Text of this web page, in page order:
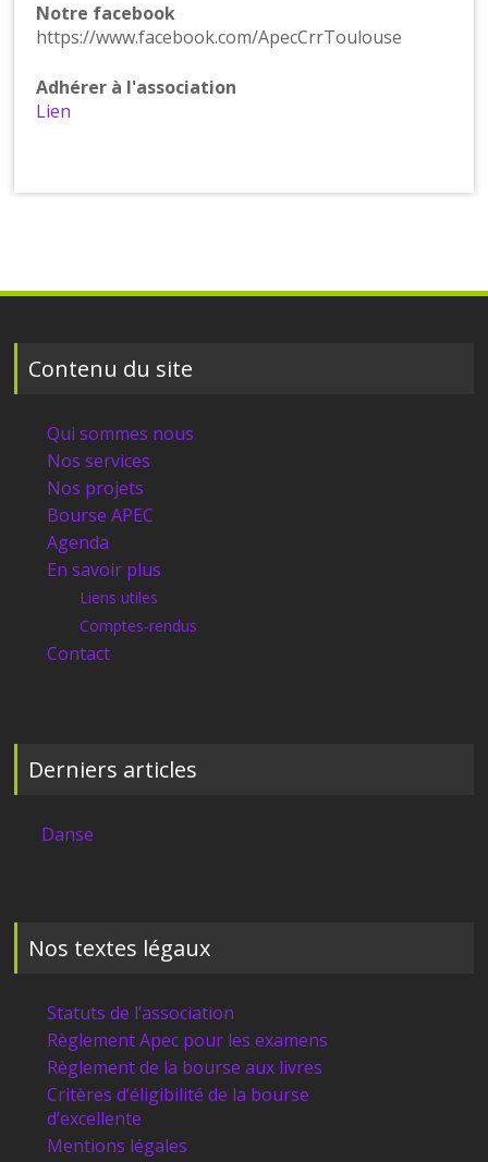
Notre facebook
https://www.facebook.com/ApecCrrToulouse
Adhérer à l'association
Lien
Contenu du site
Qui sommes nous
Nos services
Nos projets
Bourse APEC
Agenda
En savoir plus
Liens utiles
Comptes-rendus
Contact
Derniers articles
Danse
Nos textes légaux
Statuts de l’association
Règlement Apec pour les examens
Règlement de la bourse aux livres
Critères d’éligibilité de la bourse
d’excellente
Mentions légales